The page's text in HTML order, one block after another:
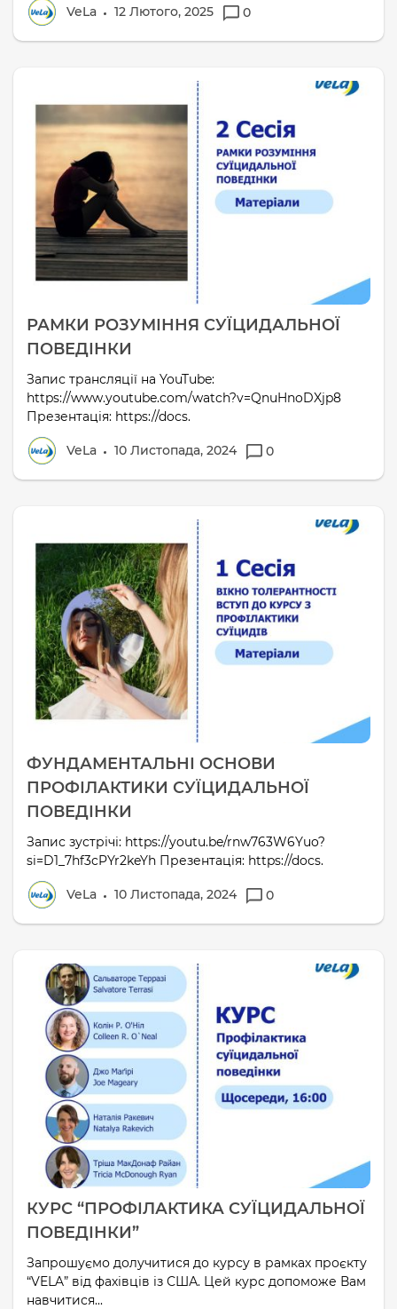
VeLa 12 Лютого, 2025 0
РАМКИ РОЗУМІННЯ СУЇЦИДАЛЬНОЇ
ПОВЕДІНКИ
Запис трансляції на YouTube:
https://www.youtube.com/watch?v=QnuHnoDXjp8
Презентація: https://docs.
VeLa 10 Листопада, 2024 0
ФУНДАМЕНТАЛЬНІ ОСНОВИ
ПРОФІЛАКТИКИ СУЇЦИДАЛЬНОЇ
ПОВЕДІНКИ
Запис зустрічі: https://youtu.be/rnw763W6Yuo?
si=D1_7hf3cPYr2keYh Презентація: https://docs.
VeLa 10 Листопада, 2024 0
КУРС “ПРОФІЛАКТИКА СУЇЦИДАЛЬНОЇ
ПОВЕДІНКИ”
Запрошуємо долучитися до курсу в рамках проєкту
“VELA” від фахівців із США. Цей курс допоможе Вам
навчитися...